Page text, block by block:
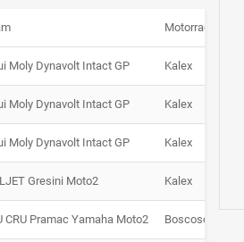
Motorrad
Moly Dynavolt Intact GP Kalex
Moly Dynavolt Intact GP Kalex
Moly Dynavolt Intact GP Kalex
Gresini Moto2 Kalex
CRU Pramac Yamaha Moto2 Boscoscuro